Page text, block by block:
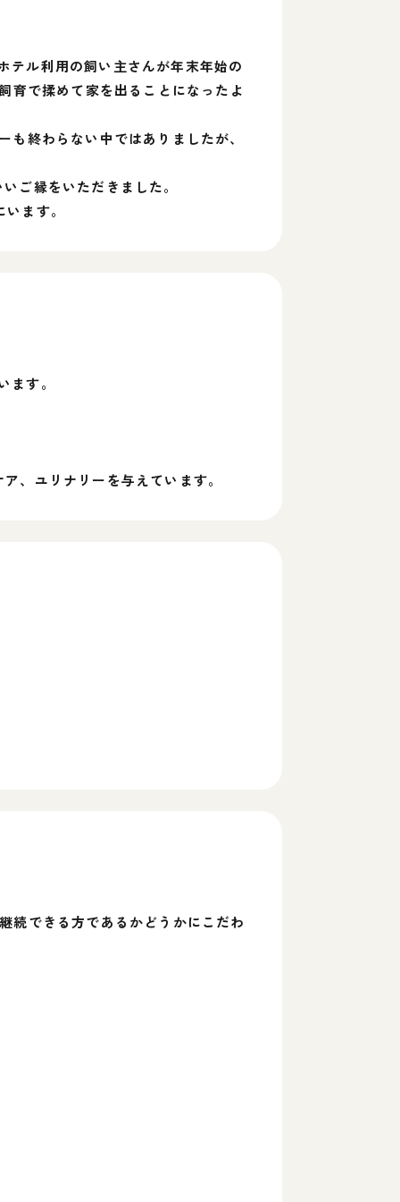
テル利用の飼い主さんが年末年始の
育で揉めて家を出ることになったよ
終わらない中ではありましたが、
ご縁をいただきました。
ます。
す。
、ユリナリーを与えています。
続できる方であるかどうかにこだわ